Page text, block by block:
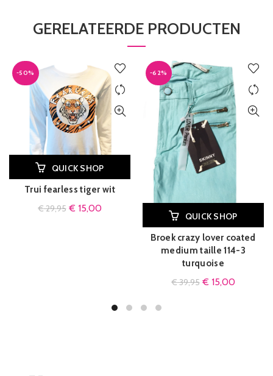
GERELATEERDE PRODUCTEN
-50%
QUICK SHOP
Trui fearless tiger wit
€29,95 € 15,00
-62%
QUICK SHOP
Broek crazy lover coated
medium taille 114-3
turquoise
€39,95 € 15,00